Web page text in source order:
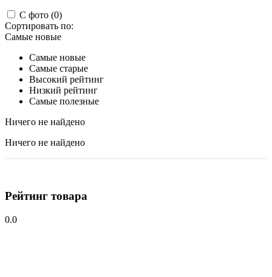
С фото (0)
Сортировать по:
Самые новые
Самые новые
Самые старые
Высокий рейтинг
Низкий рейтинг
Самые полезные
Ничего не найдено
Ничего не найдено
Рейтинг товара
0.0